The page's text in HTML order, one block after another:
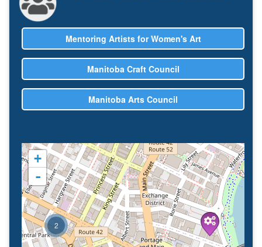
Mentoring Artists for Women's Art
Manitoba Craft Council
Manitoba Arts Council
2
+
-